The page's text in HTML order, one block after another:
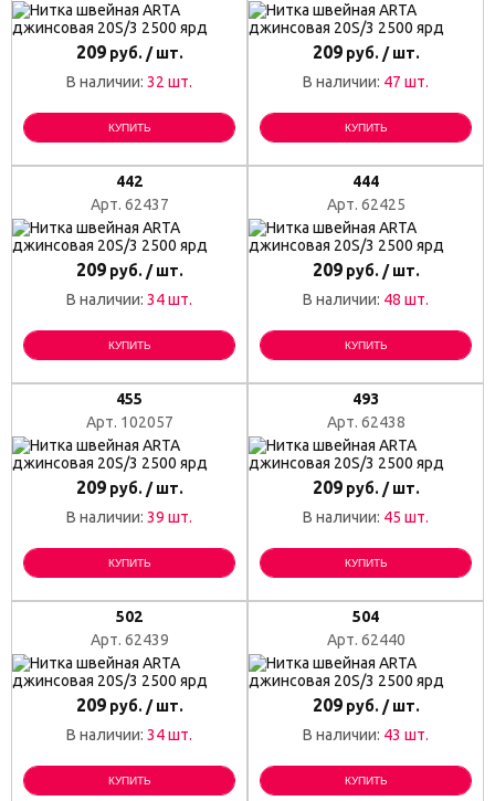
209руб. / шт.
В наличии: 32 шт.
КУПИТЬ
209руб. / шт.
В наличии: 47 шт.
КУПИТЬ
442
Арт. 62437
209руб. / шт.
В наличии: 34 шт.
КУПИТЬ
444
Арт. 62425
209руб. / шт.
В наличии: 48 шт.
КУПИТЬ
455
Арт. 102057
209руб. / шт.
В наличии: 39 шт.
КУПИТЬ
493
Арт. 62438
209руб. / шт.
В наличии: 45 шт.
КУПИТЬ
502
Арт. 62439
209руб. / шт.
В наличии: 34 шт.
КУПИТЬ
504
Арт. 62440
209руб. / шт.
В наличии: 43 шт.
КУПИТЬ